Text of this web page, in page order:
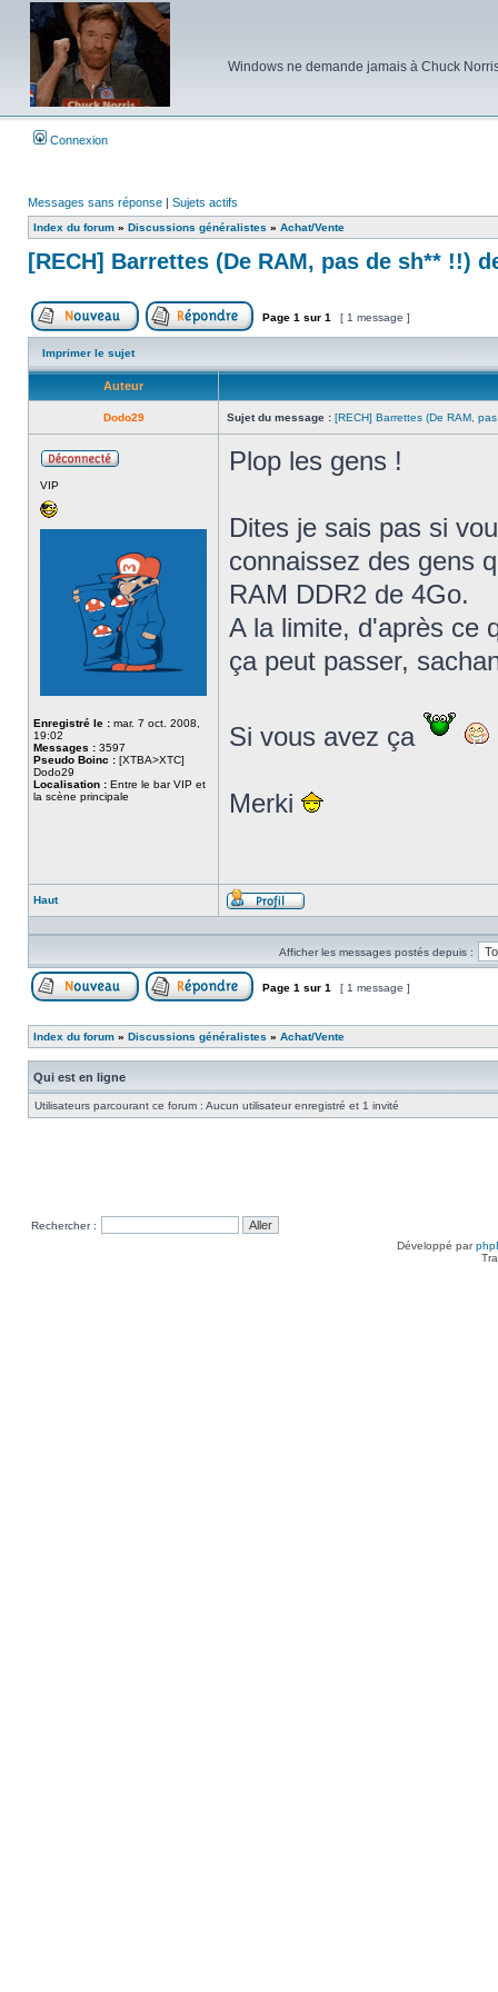
Windows ne demande jamais à Chuck
Connexion
Messages sans réponse | Sujets actifs
Index du forum » Discussions généralistes » Achat/Vente
[RECH] Barrettes (De RAM, pas de sh** !!)
Poster un nouveau sujetRépondre au sujet
Page 1 sur 1 [ 1 message ]
Imprimer le sujet
Auteur
Dodo29 Sujet du message : [RECH] Barrettes (De RAM,
VIP
Enregistré le : mar. 7 oct. 2008,
19:02
Messages : 3597
Pseudo Boinc : [XTBA>XTC]
Dodo29
Localisation : Entre le bar VIP et
la scène principale
Plop les gens !
Dites je sais pas si
connaissez des gens
RAM DDR2 de 4Go.
A la limite, d'après ce
ça peut passer,
Si vous avez ça
Merki
Haut
Profil
Afficher les messages postés depuis :
Page 1 sur 1 [ 1 message ]
Index du forum » Discussions généralistes » Achat/Vente
Qui est en ligne
Utilisateurs parcourant ce forum : Aucun utilisateur enregistré et 1 invité
Rechercher :
Développé par